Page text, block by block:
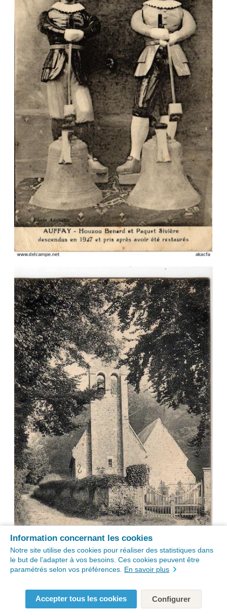
Information concernant les cookies
Notre site utilise des cookies pour réaliser des statistiques dans
le but de l’adapter à vos besoins. Ces cookies peuvent être
paramétrés selon vos préférences. En savoir plus
Accepter tous les cookies Configurer